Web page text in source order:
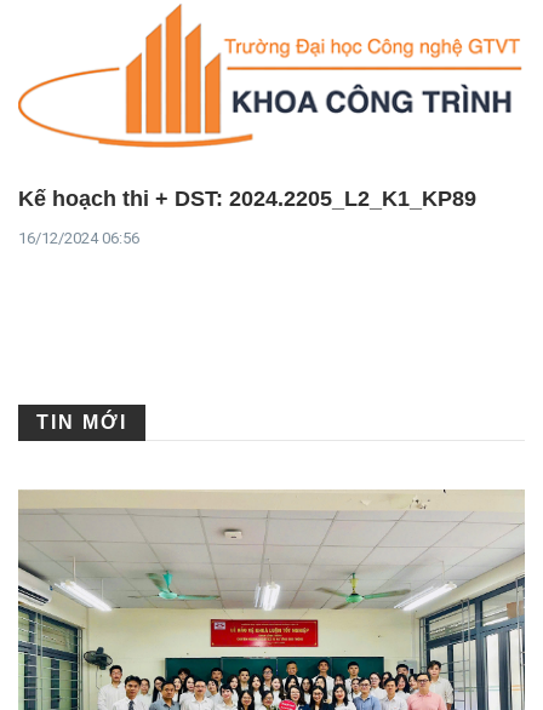
Kế hoạch thi + DST: 2024.2205_L2_K1_KP89
16/12/2024 06:56
TIN MỚI